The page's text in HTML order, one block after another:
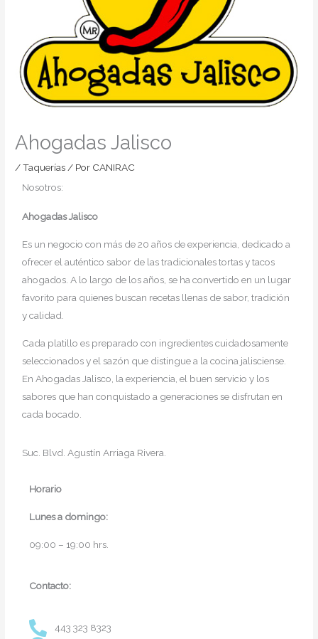
Ahogadas Jalisco
/Taquerías/ Por CANIRAC
Nosotros:
Ahogadas Jalisco
Es un negocio con más de 20 años de experiencia, dedicado a
ofrecer el auténtico sabor de las tradicionales tortas y tacos
ahogados. A lo largo de los años, se ha convertido en un lugar
favorito para quienes buscan recetas llenas de sabor, tradición
y calidad.
Cada platillo es preparado con ingredientes cuidadosamente
seleccionados y el sazón que distingue a la cocina jalisciense.
En Ahogadas Jalisco, la experiencia, el buen servicio y los
sabores que han conquistado a generaciones se disfrutan en
cada bocado.
Suc. Blvd. Agustín Arriaga Rivera.
Horario
Lunes a domingo:
09:00 – 19:00 hrs.
Contacto:
443 323 8323